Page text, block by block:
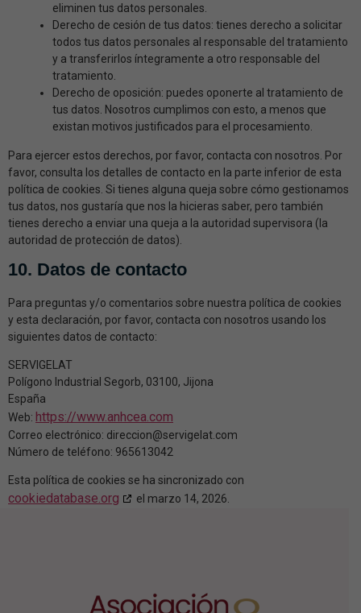
eliminen tus datos personales.
Derecho de cesión de tus datos: tienes derecho a solicitar
todos tus datos personales al responsable del tratamiento
y a transferirlos íntegramente a otro responsable del
tratamiento.
Derecho de oposición: puedes oponerte al tratamiento de
tus datos. Nosotros cumplimos con esto, a menos que
existan motivos justificados para el procesamiento.
Para ejercer estos derechos, por favor, contacta con nosotros. Por
favor, consulta los detalles de contacto en la parte inferior de esta
política de cookies. Si tienes alguna queja sobre cómo gestionamos
tus datos, nos gustaría que nos la hicieras saber, pero también
tienes derecho a enviar una queja a la autoridad supervisora (la
autoridad de protección de datos).
10. Datos de contacto
Para preguntas y/o comentarios sobre nuestra política de cookies
y esta declaración, por favor, contacta con nosotros usando los
siguientes datos de contacto:
SERVIGELAT
Polígono Industrial Segorb, 03100, Jijona
España
Web: https://www.anhcea.com
Correo electrónico: direccion@servigelat.com
Número de teléfono: 965613042
Esta política de cookies se ha sincronizado con
cookiedatabase.org el marzo 14, 2026.